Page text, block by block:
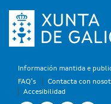
Información mantida e
FAQ's
Contacta con
Accesibilidad